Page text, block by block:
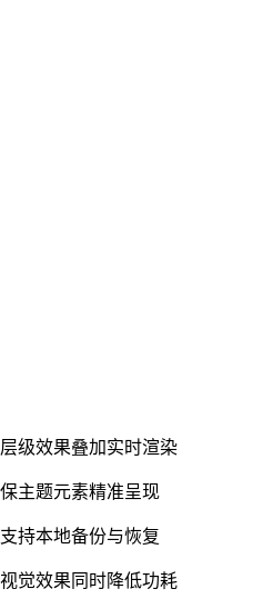
级效果叠加实时渲染
主题元素精准呈现
持本地备份与恢复
觉效果同时降低功耗